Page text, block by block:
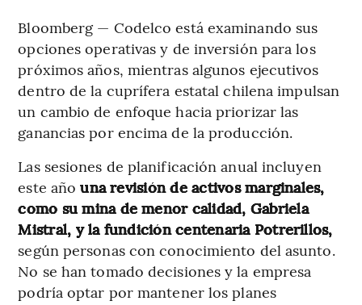
Bloomberg — Codelco está examinando sus
opciones operativas y de inversión para los
próximos años, mientras algunos ejecutivos
dentro de la cuprífera estatal chilena impulsan
un cambio de enfoque hacia priorizar las
ganancias por encima de la producción.
Las sesiones de planificación anual incluyen
este añouna revisión de activos marginales,
como su mina de menor calidad, Gabriela
Mistral, y la fundición centenaria Potrerillos,
según personas con conocimiento del asunto.
No se han tomado decisiones y la empresa
podría optar por mantener los planes